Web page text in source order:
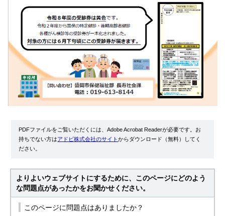
PDFファイルをご覧いただくには、Adobe Acrobat Readerが必要です。お
持ちでない方はアドビ株式会社のサイトからダウンロード（無料）してく
ださい。
よりよいウェブサイトにするために、このページにどのよう
な問題点があったかをお聞かせください。
このページに問題点はありましたか？